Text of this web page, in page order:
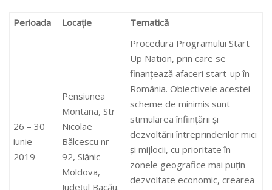
Perioada Locație Tematică
26 – 30
iunie
2019
Pensiunea
Montana, Str
Nicolae
Bălcescu nr
92, Slănic
Moldova,
Județul Bacău.
Procedura Programului Start
Up Nation, prin care se
finanțează afaceri start-up în
România. Obiectivele acestei
scheme de minimis sunt
stimularea înființării și
dezvoltării întreprinderilor mici
şi mijlocii, cu prioritate în
zonele geografice mai puțin
dezvoltate economic, crearea